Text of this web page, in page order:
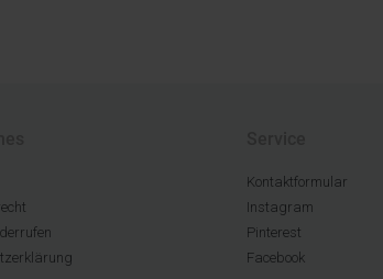
Kontaktformular
Instagram
Pinterest
Facebook